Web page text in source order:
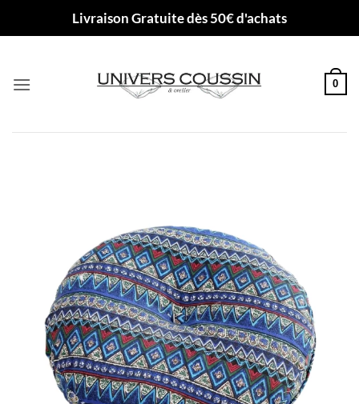
Livraison Gratuite dès 50€ d'achats
0